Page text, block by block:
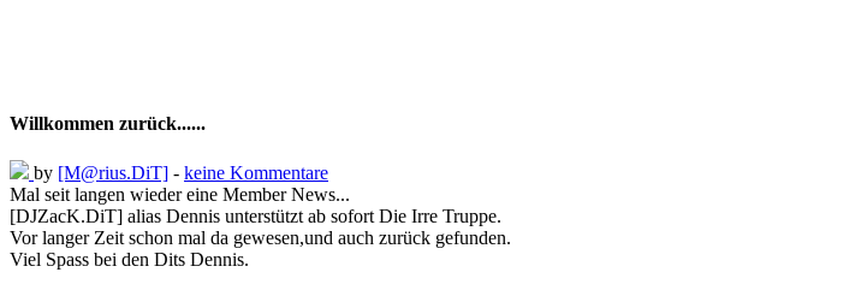
Willkommen zurück......
by [M@rius.DiT] - keine Kommentare
Mal seit langen wieder eine Member News...
[DJZacK.DiT] alias Dennis unterstützt ab sofort Die Irre Truppe.
Vor langer Zeit schon mal da gewesen,und auch zurück gefunden.
Viel Spass bei den Dits Dennis.